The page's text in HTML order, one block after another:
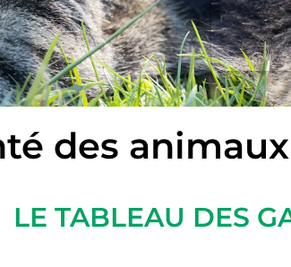
des animaux
LE TABLEAU DES